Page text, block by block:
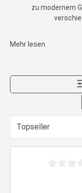
zu modernem
Mehr lesen